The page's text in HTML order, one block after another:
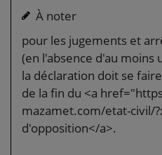
À noter
pour les jugements et
(en l'absence d'au moins
la déclaration doit se
de la fin du <a
mazamet.com/etat-civil/
d'opposition</a>.